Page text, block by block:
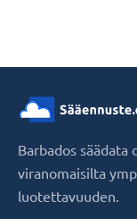
Barbados
viranomaisilta
luotettavuuden.